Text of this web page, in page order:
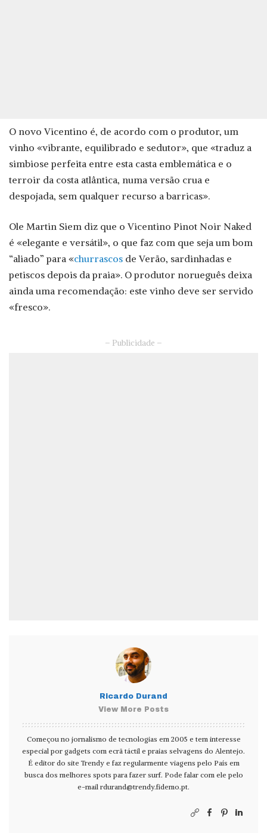
O novo Vicentino é, de acordo com o produtor, um
vinho «vibrante, equilibrado e sedutor», que «traduz a
simbiose perfeita entre esta casta emblemática e o
terroir da costa atlântica, numa versão crua e
despojada, sem qualquer recurso a barricas».
Ole Martin Siem diz que o Vicentino Pinot Noir Naked
é «elegante e versátil», o que faz com que seja um bom
“aliado” para «churrascos de Verão, sardinhadas e
petiscos depois da praia». O produtor norueguês deixa
ainda uma recomendação: este vinho deve ser servido
«fresco».
– Publicidade –
Ricardo Durand
View More Posts
Começou no jornalismo de tecnologias em 2005 e tem interesse
especial por gadgets com ecrã táctil e praias selvagens do Alentejo.
É editor do site Trendy e faz regularmente viagens pelo País em
busca dos melhores spots para fazer surf. Pode falar com ele pelo
e-mail rdurand@trendy.fidemo.pt.